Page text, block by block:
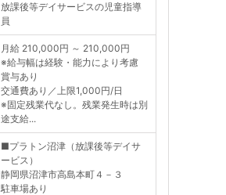
放課後等デイサービスの児童指導
員
月給 210,000円 ～ 210,000円
※給与幅は経験・能力により考慮
賞与あり
交通費あり／上限1,000円/日
※固定残業代なし。残業発生時は別
途支給...
■プラトン沼津（放課後等デイサ
ービス）
静岡県沼津市高島本町４－３
駐車場あり